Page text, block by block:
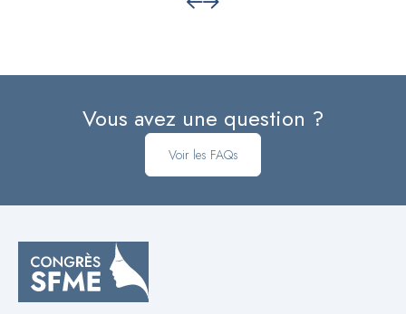
Vous avez une question ?
Voir les FAQs